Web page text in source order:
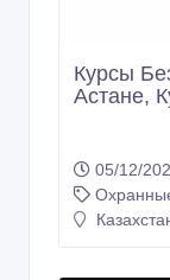
Курсы
Астане,
05/12/